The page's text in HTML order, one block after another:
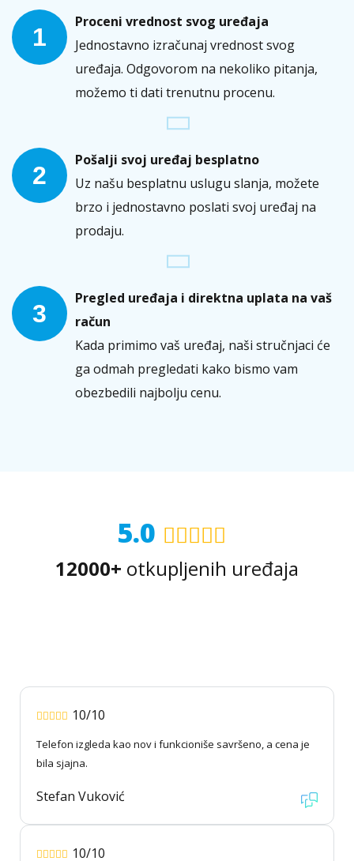
1
Proceni vrednost svog uređaja
Jednostavno izračunaj vrednost svog
uređaja. Odgovorom na nekoliko pitanja,
možemo ti dati trenutnu procenu.
2
Pošalji svoj uređaj besplatno
Uz našu besplatnu uslugu slanja, možete
brzo i jednostavno poslati svoj uređaj na
prodaju.
3
Pregled uređaja i direktna uplata na vaš
račun
Kada primimo vaš uređaj, naši stručnjaci će
ga odmah pregledati kako bismo vam
obezbedili najbolju cenu.
5.0
12000+ otkupljenih uređaja
10/10
Telefon izgleda kao nov i funkcioniše savršeno, a cena je
bila sjajna.
Stefan Vuković
10/10